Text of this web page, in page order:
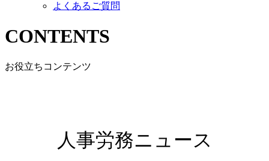
よくあるご質問
CONTENTS
お役立ちコンテンツ
人事労務ニュース